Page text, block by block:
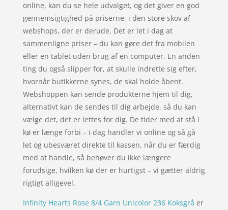
online, kan du se hele udvalget, og det giver en god
gennemsigtighed på priserne, i den store skov af
webshops, der er derude. Det er let i dag at
sammenligne priser – du kan gøre det fra mobilen
eller en tablet uden brug af en computer. En anden
ting du også slipper for, at skulle indrette sig efter,
hvornår butikkerne synes, de skal holde åbent.
Webshoppen kan sende produkterne hjem til dig,
alternativt kan de sendes til dig arbejde, så du kan
vælge det, det er lettes for dig. De tider med at stå i
kø er længe forbi – i dag handler vi online og så gå
let og ubesværet direkte til kassen, når du er færdig
med at handle, så behøver du ikke længere
forudsige, hvilken kø der er hurtigst – vi gætter aldrig
rigtigt alligevel.
Infinity Hearts Rose 8/4 Garn Unicolor 236 Koksgrå er